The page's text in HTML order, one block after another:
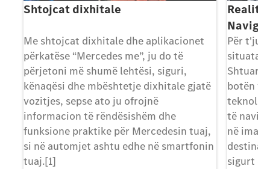
Shtojcat dixhitale
Me shtojcat dixhitale dhe aplikacionet
përkatëse “Mercedes me”, ju do të
përjetoni më shumë lehtësi, siguri,
kënaqësi dhe mbështetje dixhitale gjatë
vozitjes, sepse ato ju ofrojnë
informacion të rëndësishëm dhe
funksione praktike për Mercedesin tuaj,
si në automjet ashtu edhe në smartfonin
tuaj.[1]
Për t'ju
situata
Shtuar
botën
të
në
sigurt